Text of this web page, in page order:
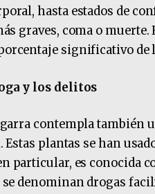
hasta estados de
graves, coma o
significativo de
y los delitos
contempla también
plantas se han
particular, es conocida
denominan drogas